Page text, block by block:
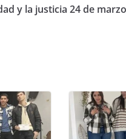
y la justicia 24 de